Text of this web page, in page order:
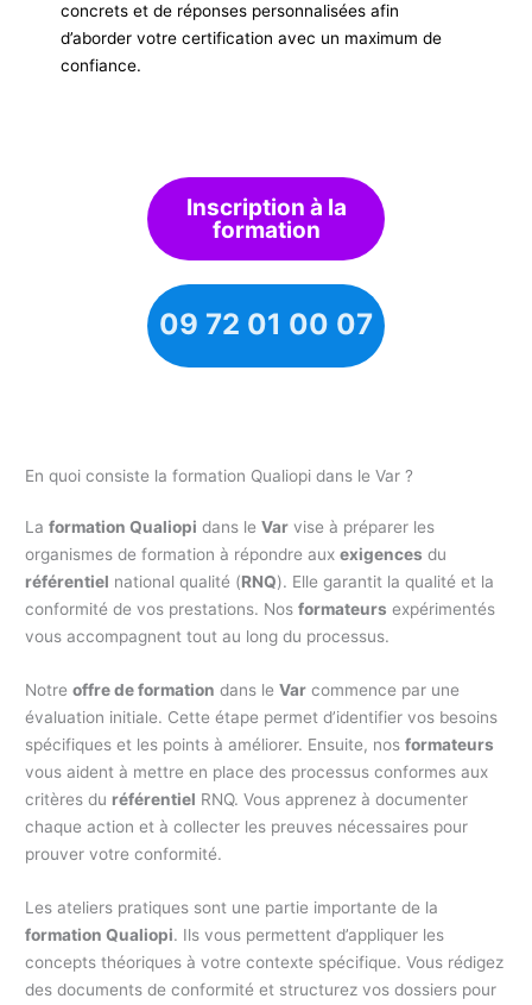
concrets et de réponses personnalisées afin
d’aborder votre certification avec un maximum de
confiance.
Inscription à la
formation
09 72 01 00 07
En quoi consiste la formation Qualiopi dans le Var ?
Laformation Qualiopi dans leVar vise à préparer les
organismes de formation à répondre auxexigences du
référentiel national qualité (RNQ). Elle garantit la qualité et la
conformité de vos prestations. Nosformateurs expérimentés
vous accompagnent tout au long du processus.
Notreoffre de formation dans leVar commence par une
évaluation initiale. Cette étape permet d’identifier vos besoins
spécifiques et les points à améliorer. Ensuite, nosformateurs
vous aident à mettre en place des processus conformes aux
critères du référentiel RNQ. Vous apprenez à documenter
chaque action et à collecter les preuves nécessaires pour
prouver votre conformité.
Les ateliers pratiques sont une partie importante de la
formation Qualiopi. Ils vous permettent d’appliquer les
concepts théoriques à votre contexte spécifique. Vous rédigez
des documents de conformité et structurez vos dossiers pour